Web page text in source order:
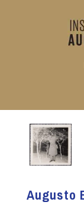
Augusto